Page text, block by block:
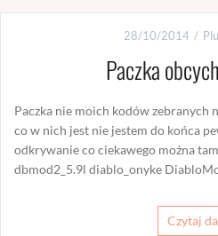
28/10/2014
Paczka
Paczka nie moich kodów zebranych
co w nich jest nie jestem do końca
odkrywanie co ciekawego można
dbmod2_5.9l diablo_onyke
Czytaj